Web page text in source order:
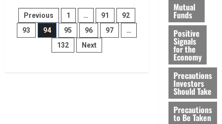
ఉన్న
పసిడికి
కొత్త
దారి!
అద్దెకు
ఇవ్వండి..
Posts
pagination
Previous 1 … 91
92
93
94 95 96 97
…
132
Next
Mutual
Funds
Positive
Signals
for the
Economy
Precautions
Investors
Should Take
Precautions
to Be Taken